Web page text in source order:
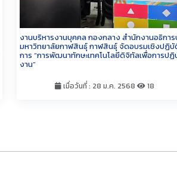
งานบริหารงานบุคคล กองกลาง สำนักงานอธิกา
มหาวิทยาลัยกาฬสินธุ์ กาฬสินธุ์ จัดอบรมเชิงปฏิ
การ “การพัฒนาทักษะเทคโนโลยีดิจิทัลเพื่อการป
งาน”
เมื่อวันที่ : 28 ม.ค. 2568 18